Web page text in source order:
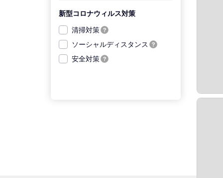
新型コロナウィルス対策
清掃対策
ソーシャルディスタンス
安全対策